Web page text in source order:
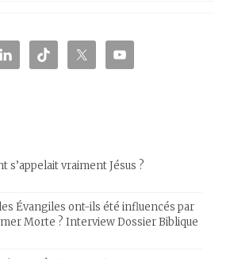
s’appelait vraiment Jésus ?
Évangiles ont-ils été influencés par
Morte ? Interview Dossier Biblique